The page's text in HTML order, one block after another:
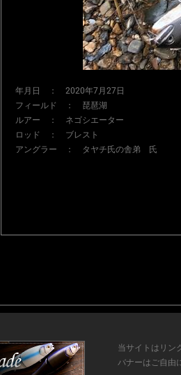
年月日 ： 2020年7月27日
フィールド ： 琵琶湖
ルアー ： ネゴシエーター
ロッド ： ブレスト
アングラー ： タヤチ氏の舎弟 氏
当サイトはリン
バナーはご自由